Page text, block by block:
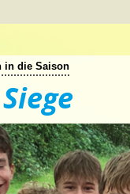
in die Saison